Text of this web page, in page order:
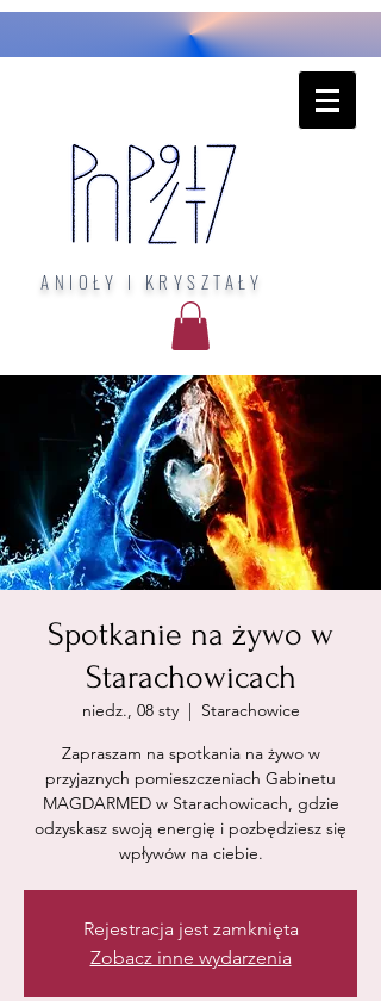
ANIOŁY I KRYSZTAŁY
Spotkanie na żywo w
Starachowicach
niedz., 08 sty
  |
Starachowice
Zapraszam na spotkania na żywo w
przyjaznych pomieszczeniach Gabinetu
MAGDARMED w Starachowicach, gdzie
odzyskasz swoją energię i pozbędziesz się
wpływów na ciebie.
Rejestracja jest zamknięta
Zobacz inne wydarzenia